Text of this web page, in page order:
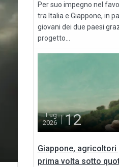
Per suo impegno nel
tra Italia e Giappone, in
giovani dei due paesi
progetto...
Lug
2026
12
Giappone, agricoltori
prima volta sotto